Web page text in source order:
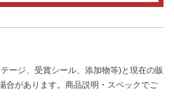
ージ、受賞シール、添加物等)と現在の販
合があります。商品説明・スペックでご